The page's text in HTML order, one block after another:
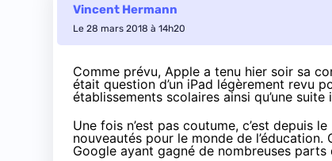
Vincent Hermann
Le 28 mars 2018 à 14h20
Comme prévu, Apple a tenu hier soir sa
était question d’un iPad légèrement revu
établissements scolaires ainsi qu’une
Une fois n’est pas coutume, c’est depuis le
nouveautés pour le monde de
Google ayant gagné de nombreuses parts